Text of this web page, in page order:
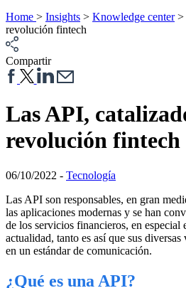
Home > Insights > Knowledge center>
revolución fintech
Compartir
Las API,
revolución fintech
06/10/2022 - Tecnología
Las API son responsables, en gran
las aplicaciones modernas y se han
de los servicios financieros, en especial
actualidad, tanto es así que sus
en un estándar de comunicación.
¿Qué es una API?